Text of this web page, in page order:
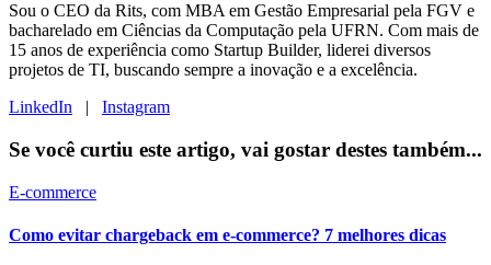
Sou o CEO da Rits, com MBA em Gestão Empresarial pela FGV e
bacharelado em Ciências da Computação pela UFRN. Com mais de
15 anos de experiência como Startup Builder, liderei diversos
projetos de TI, buscando sempre a inovação e a excelência.
LinkedIn | Instagram
Se você curtiu este artigo, vai gostar destes também...
E-commerce
Como evitar chargeback em e-commerce? 7 melhores dicas